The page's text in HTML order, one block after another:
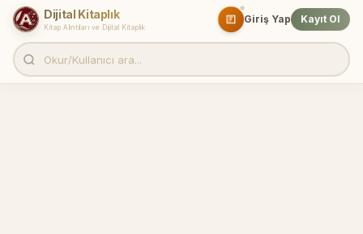
Dijital Kitaplık
Kitap Alıntıları ve Dijital Kitaplık
Giriş Yap Kayıt Ol